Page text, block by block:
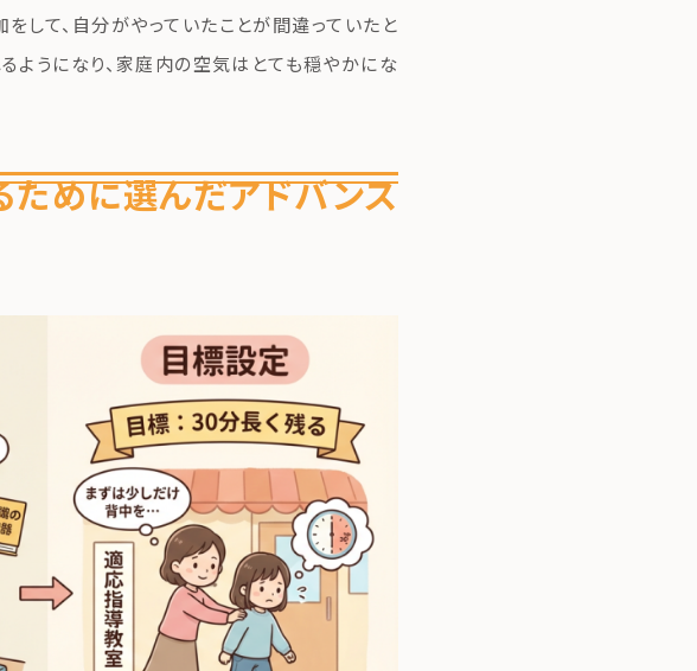
して、自分がやっていたことが間違っていたと
ようになり、家庭内の空気はとても穏やかにな
ために選んだアドバンス